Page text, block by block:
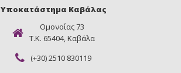
Υποκατάστημα Καβάλας
Ομονοίας 73
Τ.Κ. 65404, Καβάλα
(+30) 2510 830119